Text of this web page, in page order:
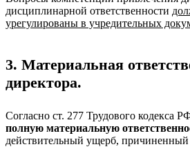
дисциплинарной ответственности
урегулированы в учредительных
3. Материальная
директора.
Согласно ст. 277 Трудового кодекса
полную материальную
действительный ущерб, причиненный